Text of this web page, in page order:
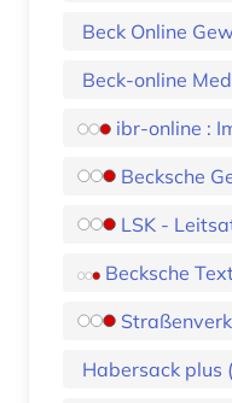
Beck Online
Beck-online
Becksche
LSK -
Becksche
Habersack plus